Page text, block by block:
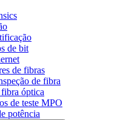
de bit
de fibras
de fibra
fibra óptica
de teste MPO
potência